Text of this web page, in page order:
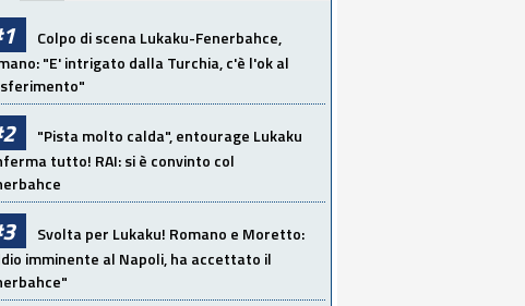
Colpo di scena Lukaku-Fenerbahce,
"E' intrigato dalla Turchia, c'è l'ok al
"Pista molto calda", entourage Lukaku
tutto! RAI: si è convinto col
Svolta per Lukaku! Romano e Moretto:
imminente al Napoli, ha accettato il